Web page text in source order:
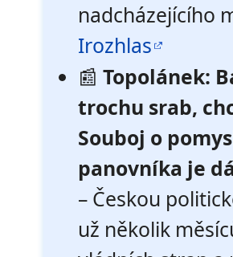
nadcházejícího
Irozhlas
📰Topolánek:
trochu srab,
Souboj o
panovníka je
– Českou
už několik